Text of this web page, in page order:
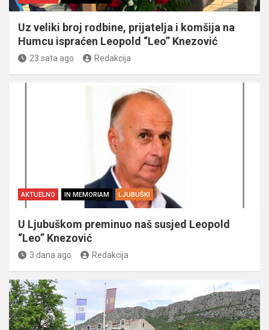
Uz veliki broj rodbine, prijatelja i komšija na
Humcu ispraćen Leopold “Leo” Knezović
23 sata ago Redakcija
AKTUELNO IN MEMORIAM LJUBUŠKI
U Ljubuškom preminuo naš susjed Leopold
“Leo” Knezović
3 dana ago Redakcija